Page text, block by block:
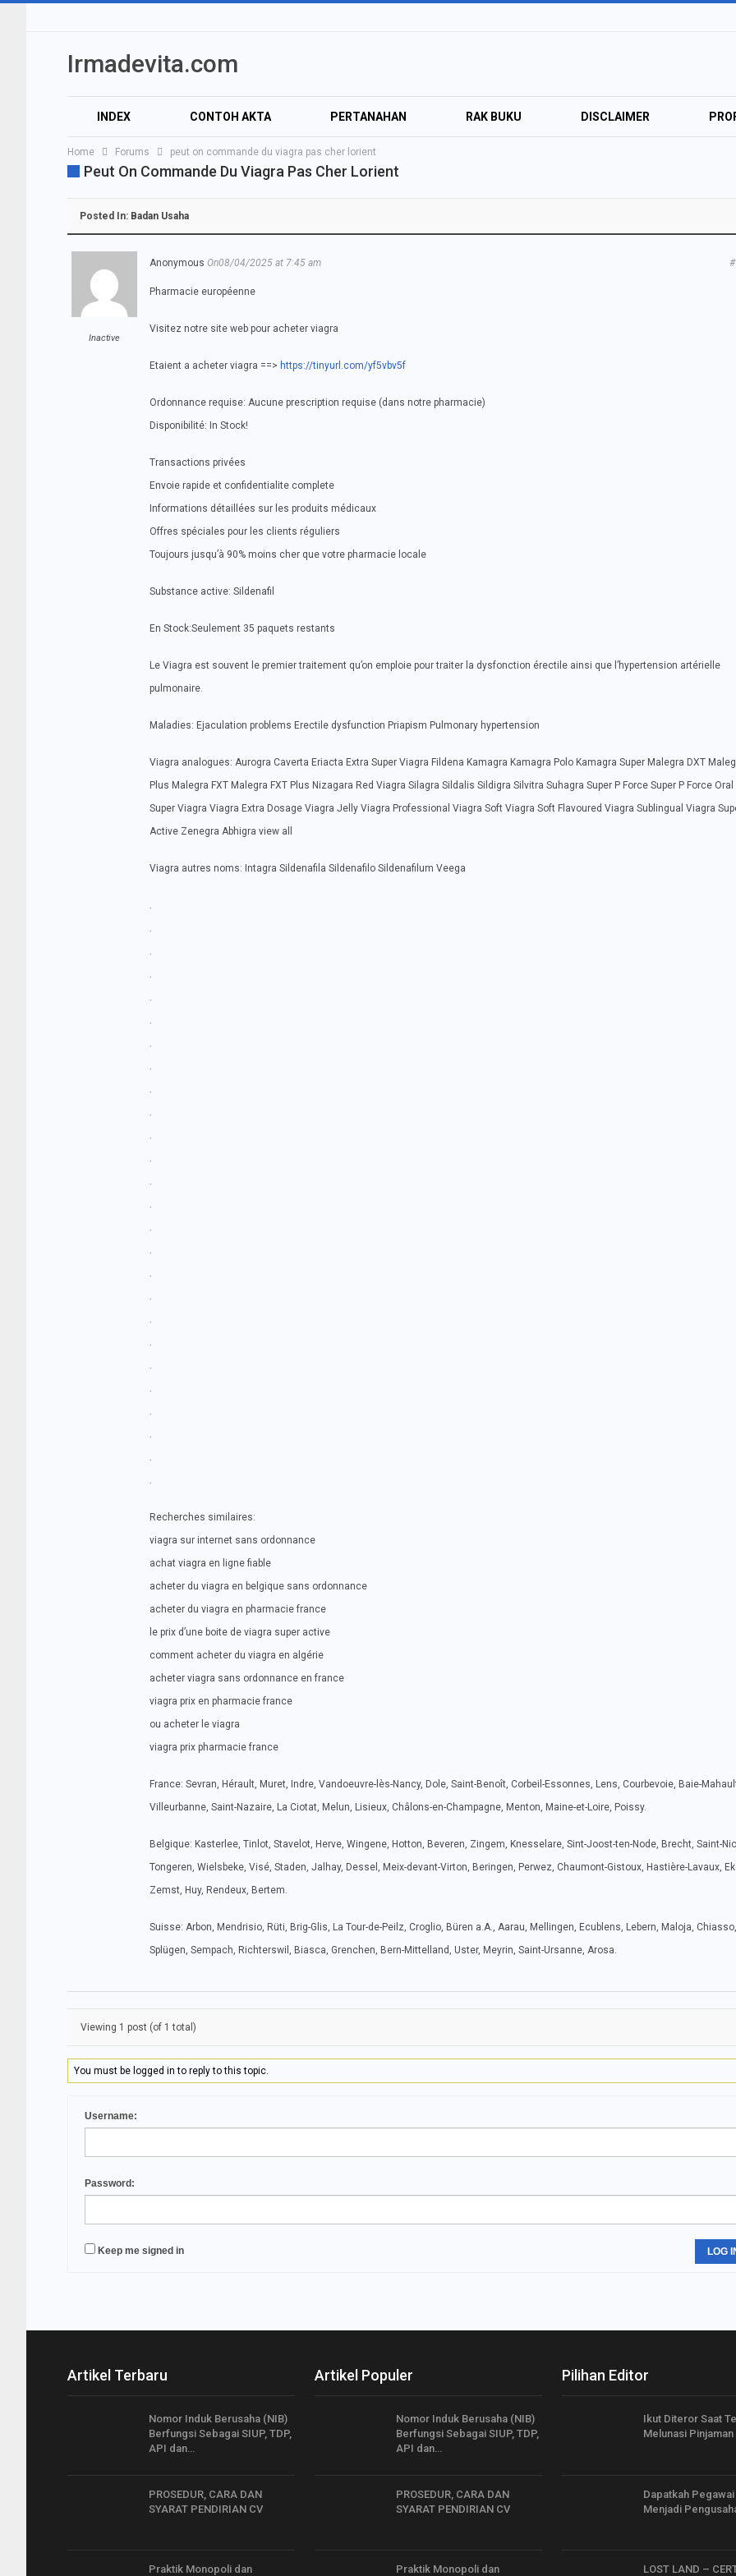
Irmadevita.com
INDEX CONTOH AKTA PERTANAHAN RAK BUKU DISCLAIMER
Home Forums peut on commande du viagra pas cher lorient
Peut On Commande Du Viagra Pas Cher Lorient
Posted In: Badan Usaha
Inactive
Anonymous On08/04/2025 at 7:45 am
Pharmacie européenne
Visitez notre site web pour acheter viagra
Etaient a acheter viagra ==> https://tinyurl.com/yf5vbv5f
Ordonnance requise: Aucune prescription requise (dans notre pharmacie)
Disponibilité: In Stock!
Transactions privées
Envoie rapide et confidentialite complete
Informations détaillées sur les produits médicaux
Offres spéciales pour les clients réguliers
Toujours jusqu’à 90% moins cher que votre pharmacie locale
Substance active: Sildenafil
En Stock:Seulement 35 paquets restants
Le Viagra est souvent le premier traitement qu’on emploie pour traiter la dysfonction érectile ainsi que l’hypertension artérielle
pulmonaire.
Maladies: Ejaculation problems Erectile dysfunction Priapism Pulmonary hypertension
Viagra analogues: Aurogra Caverta Eriacta Extra Super Viagra Fildena Kamagra Kamagra Polo Kamagra Super Malegra DXT
Plus Malegra FXT Malegra FXT Plus Nizagara Red Viagra Silagra Sildalis Sildigra Silvitra Suhagra Super P Force Super P Force
Super Viagra Viagra Extra Dosage Viagra Jelly Viagra Professional Viagra Soft Viagra Soft Flavoured Viagra Sublingual Viagra
Active Zenegra Abhigra view all
Viagra autres noms: Intagra Sildenafila Sildenafilo Sildenafilum Veega
.
.
.
.
.
.
.
.
.
.
.
.
.
.
.
.
.
.
.
.
.
.
.
.
.
.
Recherches similaires:
viagra sur internet sans ordonnance
achat viagra en ligne fiable
acheter du viagra en belgique sans ordonnance
acheter du viagra en pharmacie france
le prix d’une boite de viagra super active
comment acheter du viagra en algérie
acheter viagra sans ordonnance en france
viagra prix en pharmacie france
ou acheter le viagra
viagra prix pharmacie france
France: Sevran, Hérault, Muret, Indre, Vandoeuvre-lès-Nancy, Dole, Saint-Benoît, Corbeil-Essonnes, Lens, Courbevoie, Baie-
Villeurbanne, Saint-Nazaire, La Ciotat, Melun, Lisieux, Châlons-en-Champagne, Menton, Maine-et-Loire, Poissy.
Belgique: Kasterlee, Tinlot, Stavelot, Herve, Wingene, Hotton, Beveren, Zingem, Knesselare, Sint-Joost-ten-Node, Brecht, Saint-
Tongeren, Wielsbeke, Visé, Staden, Jalhay, Dessel, Meix-devant-Virton, Beringen, Perwez, Chaumont-Gistoux, Hastière-Lavaux,
Zemst, Huy, Rendeux, Bertem.
Suisse: Arbon, Mendrisio, Rüti, Brig-Glis, La Tour-de-Peilz, Croglio, Büren a.A., Aarau, Mellingen, Ecublens, Lebern, Maloja, Chiasso,
Splügen, Sempach, Richterswil, Biasca, Grenchen, Bern-Mittelland, Uster, Meyrin, Saint-Ursanne, Arosa.
Viewing 1 post (of 1 total)
You must be logged in to reply to this topic.
Username:
Password:
Keep me signed in LOG
Artikel Terbaru
Nomor Induk Berusaha (NIB)
Berfungsi Sebagai SIUP, TDP,
API dan…
PROSEDUR, CARA DAN
SYARAT PENDIRIAN CV
Praktik Monopoli dan
Artikel Populer
Nomor Induk Berusaha (NIB)
Berfungsi Sebagai SIUP, TDP,
API dan…
PROSEDUR, CARA DAN
SYARAT PENDIRIAN CV
Praktik Monopoli dan
Pilihan Editor
Ikut Diteror Saat
Melunasi Pinjaman
Dapatkah
Menjadi
LOST LAND –